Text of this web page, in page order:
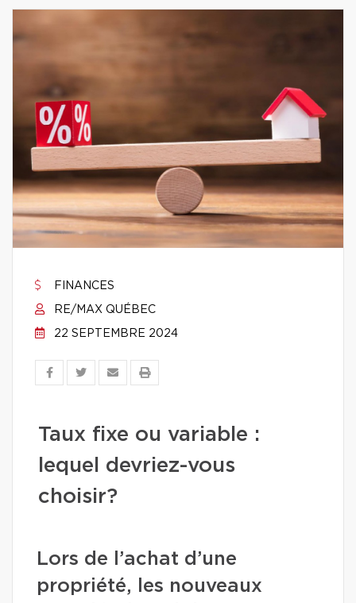
FINANCES
RE/MAX QUÉBEC
22 SEPTEMBRE 2024
Taux fixe ou variable :
lequel devriez-vous
choisir?
Lors de l’achat d’une
propriété, les nouveaux